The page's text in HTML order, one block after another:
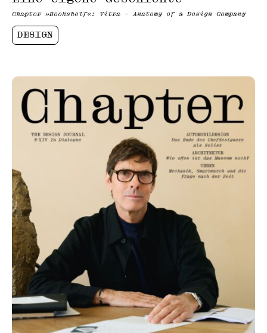
Chapter »Bookshelf«: Vitra – Anatomy of a Design Company
DESIGN